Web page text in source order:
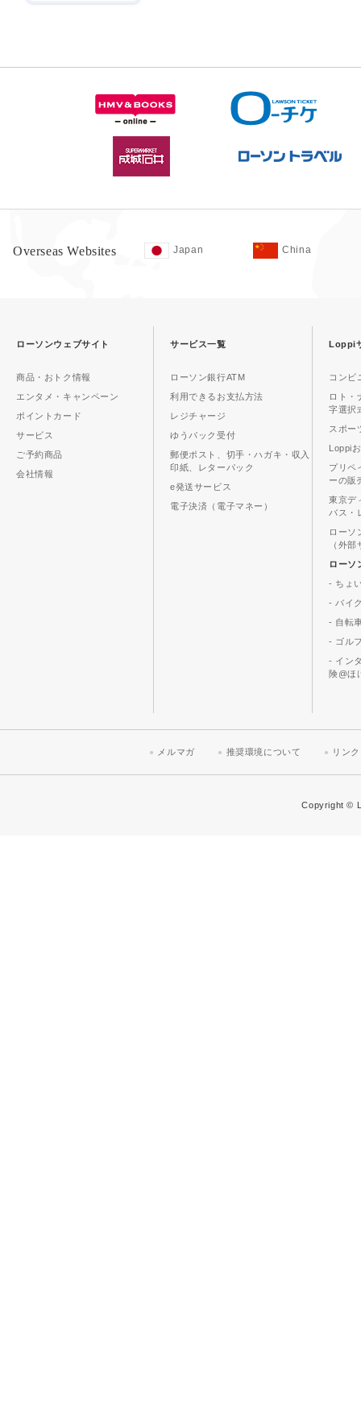
Overseas Websites Japan China
ローソンウェブサイト
商品・おトク情報
エンタメ・キャンペーン
ポイントカード
サービス
ご予約商品
会社情報
サービス一覧
ローソン銀行ATM
利用できるお支払方法
レジチャージ
ゆうパック受付
郵便ポスト、切手・ハガキ・収入
印紙、レターパック
e発送サービス
電子決済（電子マネー）
Loppi
コンビ
ロト・
字選択
スポー
Loppi
プリペ
ーの販
東京デ
バス・
ローソ
（外
ローソ
- ちょ
- バイ
- 自転
- ゴル
- イン
険@ほ
メルマガ 推奨環境について リン
Copyright ©